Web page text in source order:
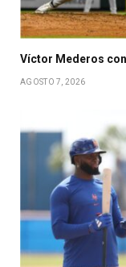
Víctor Mederos
AGOSTO 7, 2026